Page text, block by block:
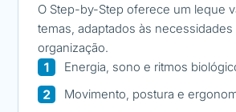
O Step-by-Step oferece um leque
temas, adaptados às necessidades
organização.
Energia, sono e ritmos
Movimento, postura e